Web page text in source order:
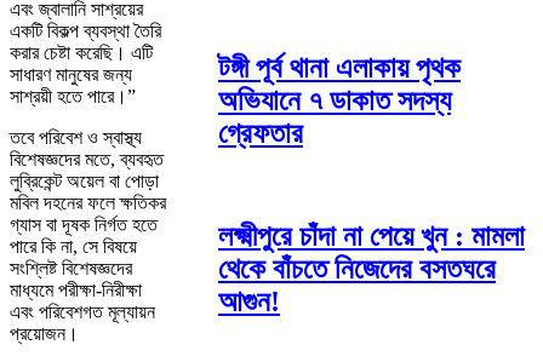
এবং জ্বালানি সাশ্রয়ের
একটি বিকল্প ব্যবস্থা তৈরি
করার চেষ্টা করেছি। এটি
সাধারণ মানুষের জন্য
সাশ্রয়ী হতে পারে।”
তবে পরিবেশ ও স্বাস্থ্য
বিশেষজ্ঞদের মতে, ব্যবহৃত
লুব্রিকেন্ট অয়েল বা পোড়া
মবিল দহনের ফলে ক্ষতিকর
গ্যাস বা দূষক নির্গত হতে
পারে কি না, সে বিষয়ে
সংশ্লিষ্ট বিশেষজ্ঞদের
মাধ্যমে পরীক্ষা-নিরীক্ষা
এবং পরিবেশগত মূল্যায়ন
প্রয়োজন।
টঙ্গী পূর্ব থানা এলাকায় পৃথক
অভিযানে ৭ ডাকাত সদস্য
গ্রেফতার
লক্ষ্মীপুরে চাঁদা না পেয়ে খুন : মামলা
থেকে বাঁচতে নিজেদের বসতঘরে
আগুন!